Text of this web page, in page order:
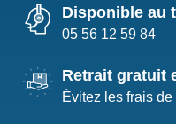
Disponible au
05 56 12 59 84
Retrait gratuit
Évitez les frais de